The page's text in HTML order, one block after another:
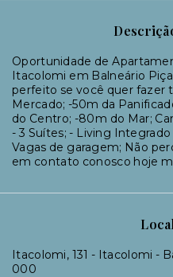
Oportunidade de
Itacolomi em Balneário
perfeito se você quer fazer
Mercado; -50m da
do Centro; -80m do Mar;
- 3 Suítes; - Living Integrado
Vagas de garagem; Não
em contato conosco hoje
Itacolomi, 131 - Itacolomi -
000